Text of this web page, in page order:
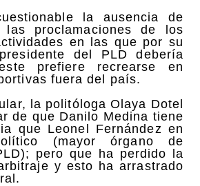
la ausencia de
las proclamaciones de los
en las que por su
del PLD debería
prefiere recrearse en
fuera del país.
la politóloga Olaya Dotel
de que Danilo Medina tiene
que Leonel Fernández en
(mayor órgano de
pero que ha perdido la
y esto ha arrastrado